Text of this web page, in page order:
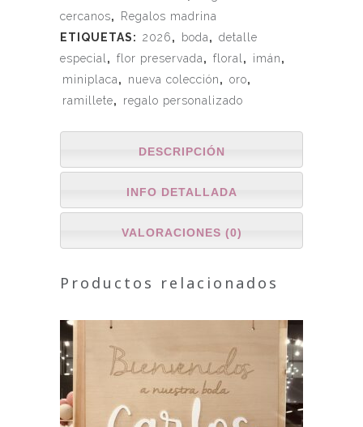
cercanos,
Regalos madrina
ETIQUETAS: 2026, boda, detalle
especial , flor preservada, floral , imán,
miniplaca, nueva colección, oro,
ramillete, regalo personalizado
DESCRIPCIÓN
INFO DETALLADA
VALORACIONES (0)
Productos relacionados